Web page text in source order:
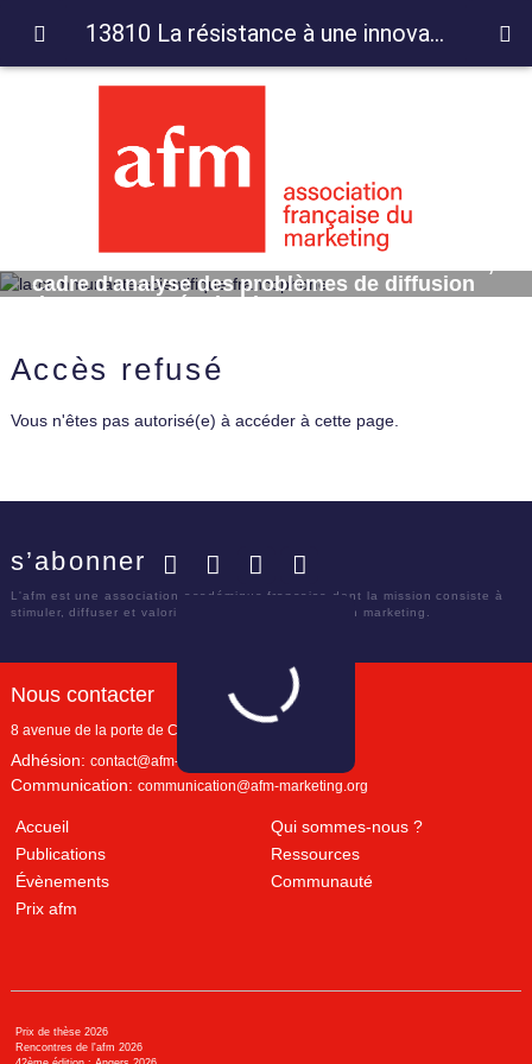
cadre d'analyse des problèmes de diffusion
du commerce équitable
Accès refusé
Vous n'êtes pas autorisé(e) à accéder à cette page.
s’abonner
L'afm est une association académique française dont la mission consiste à
stimuler, diffuser et valoriser le savoir scientifique en marketing.
Nous contacter
8 avenue de la porte de Champerret
Adhésion: contact@afm-marketing.org
Communication: communication@afm-marketing.org
Accueil
Qui sommes-nous ?
Publications
Ressources
Évènements
Communauté
Prix afm
Prix de thèse 2026
Rencontres de l'afm 2026
13810 La résistance à une innovation sociale, cadre d'analyse des problèmes de diffusion du commerce équitable